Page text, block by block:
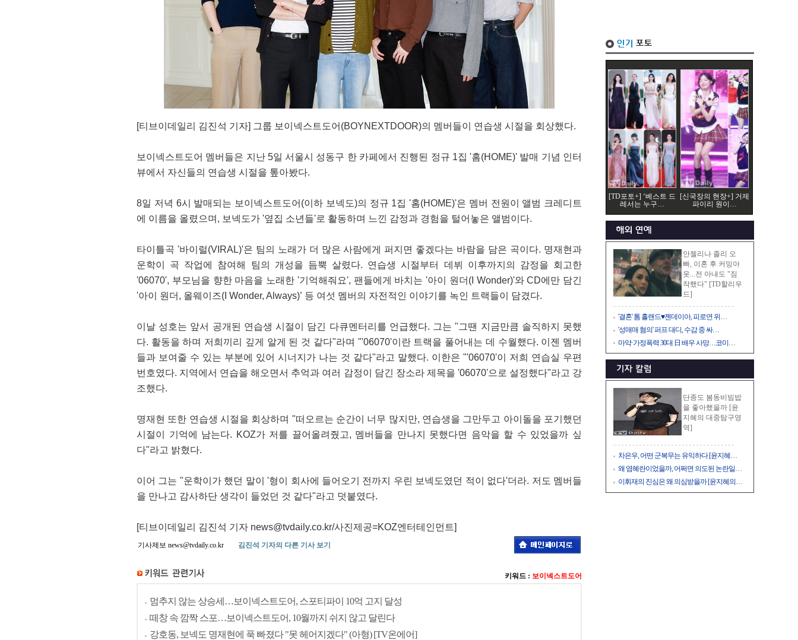
[티브이데일리 김진석 기자] 그룹 보이넥스트도어(BOYNEXTDOOR)의 멤버들이 연습생 시절을 회상했다.
보이넥스트도어 멤버들은 지난 5일 서울시 성동구 한 카페에서 진행된 정규 1집 '홈(HOME)' 발매 기념 인터
뷰에서 자신들의 연습생 시절을 톺아봤다.
8일 저녁 6시 발매되는 보이넥스트도어(이하 보넥도)의 정규 1집 '홈(HOME)'은 멤버 전원이 앨범 크레디트
에 이름을 올렸으며, 보넥도가 '옆집 소년들'로 활동하며 느낀 감정과 경험을 털어놓은 앨범이다.
타이틀곡 '바이럴(VIRAL)'은 팀의 노래가 더 많은 사람에게 퍼지면 좋겠다는 바람을 담은 곡이다. 명재현과
운학이 곡 작업에 참여해 팀의 개성을 듬뿍 살렸다. 연습생 시절부터 데뷔 이후까지의 감정을 회고한
'06070', 부모님을 향한 마음을 노래한 '기억해줘요', 팬들에게 바치는 '아이 원더(I Wonder)'와 CD에만 담긴
'아이 원더, 올웨이즈(I Wonder, Always)’ 등 여섯 멤버의 자전적인 이야기를 녹인 트랙들이 담겼다.
이날 성호는 앞서 공개된 연습생 시절이 담긴 다큐멘터리를 언급했다. 그는 "그땐 지금만큼 솔직하지 못했
다. 활동을 하며 저희끼리 깊게 알게 된 것 같다"라며 "'06070'이란 트랙을 풀어내는 데 수월했다. 이젠 멤버
들과 보여줄 수 있는 부분에 있어 시너지가 나는 것 같다"라고 말했다. 이한은 "'06070'이 저희 연습실 우편
번호였다. 지역에서 연습을 해오면서 추억과 여러 감정이 담긴 장소라 제목을 '06070'으로 설정했다"라고 강
조했다.
명재현 또한 연습생 시절을 회상하며 "떠오르는 순간이 너무 많지만, 연습생을 그만두고 아이돌을 포기했던
시절이 기억에 남는다. KOZ가 저를 끌어올려줬고, 멤버들을 만나지 못했다면 음악을 할 수 있었을까 싶
다"라고 밝혔다.
이어 그는 "운학이가 했던 말이 '형이 회사에 들어오기 전까지 우린 보넥도였던 적이 없다'더라. 저도 멤버들
을 만나고 감사하단 생각이 들었던 것 같다"라고 덧붙였다.
[티브이데일리 김진석 기자 news@tvdaily.co.kr/사진제공=KOZ엔터테인먼트]
기사제보 news@tvdaily.co.kr 김진석 기자의 다른 기사 보기
키워드 : 보이넥스트도어
멈추지 않는 상승세…보이넥스트도어, 스포티파이 10억 고지 달성
떼창 속 깜짝 스포…보이넥스트도어, 10월까지 쉬지 않고 달린다
강호동, 보넥도 명재현에 푹 빠졌다 "못 헤어지겠다" (아형) [TV온에어]
[TD포토+] ‘베스트 드
레서는 누구…
[신국장의 현장+] 거제
파이리 원이…
안젤리나 졸리 오
빠, 이혼 후 커밍아
웃...전 아내도 "짐
작했다" [TD할리우
드]
'결혼' 톰 홀랜드♥젠데이아, 피로연 위…
'성매매 혐의' 퍼프 대디, 수감 중 싸…
마약·가정폭력 30대 日 배우 사망…코미…
단종도 봄동비빔밥
을 좋아했을까 [윤
지혜의 대중탐구영
역]
차은우, 어떤 군복무는 유익하다 [윤지혜…
왜 염혜란이었을까, 어쩌면 의도된 논란일…
이휘재의 진심은 왜 의심받을까 [윤지혜의…